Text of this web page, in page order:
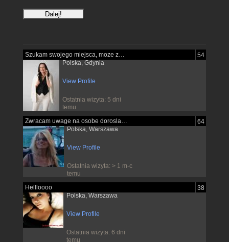
54
Szukam swojego miejsca, moze znajde je...
Polska, Gdynia
View Profile
Ostatnia wizyta: 5 dni
temu
64
Polska, Warszawa
View Profile
Ostatnia wizyta: > 1 m-c
temu
38
Hellloooo
Polska, Warszawa
View Profile
Ostatnia wizyta: 6 dni
temu